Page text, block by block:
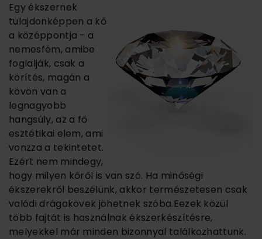
Egy ékszernek
tulajdonképpen a kő
a középpontja - a
nemesfém, amibe
foglalják, csak a
körítés, magán a
kövön van a
legnagyobb
hangsúly, az a fő
esztétikai elem, ami
vonzza a tekintetet.
Ezért nem mindegy,
hogy milyen kőről is van szó. Ha minőségi
ékszerekről beszélünk, akkor természetesen csak
valódi drágakövek jöhetnek szóba.Eezek közül
több fajtát is használnak ékszerkészítésre,
melyekkel már minden bizonnyal találkozhattunk.